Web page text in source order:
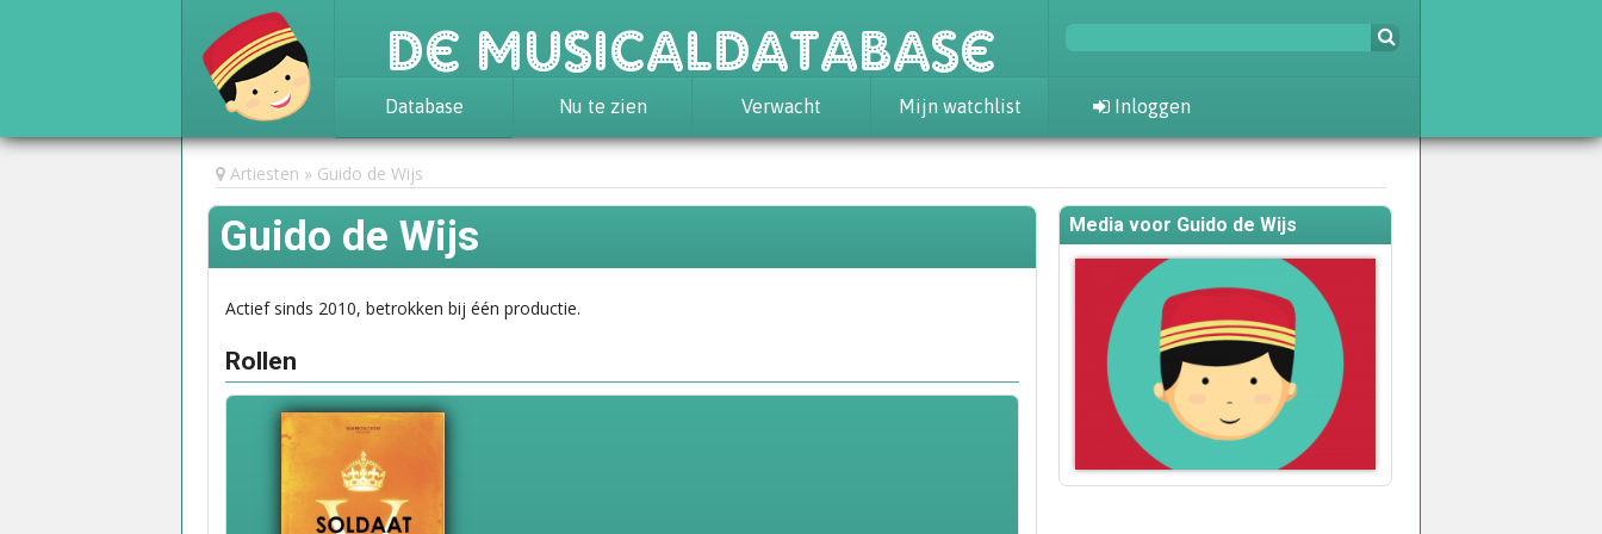
De Musicaldatabase
Database
Achtergrond
Awards
Statistieken
Nu te zien Verwacht Mijn watchlist Inloggen
Artiesten Guido de Wijs
Guido de Wijs
Actief sinds 2010, betrokken bij één productie.
Rollen
Media voor Guido de Wijs